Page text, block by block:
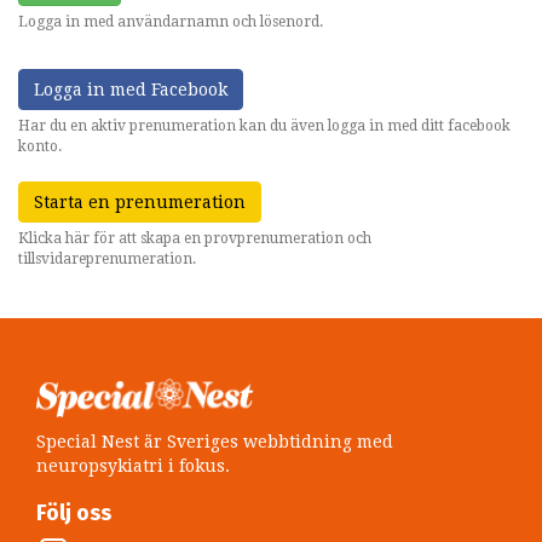
Logga in med användarnamn och lösenord.
Logga in med Facebook
Har du en aktiv prenumeration kan du även logga in med ditt facebook
konto.
Starta en prenumeration
Klicka här för att skapa en provprenumeration och
tillsvidareprenumeration.
Special Nest är Sveriges webbtidning med
neuropsykiatri i fokus.
Följ oss